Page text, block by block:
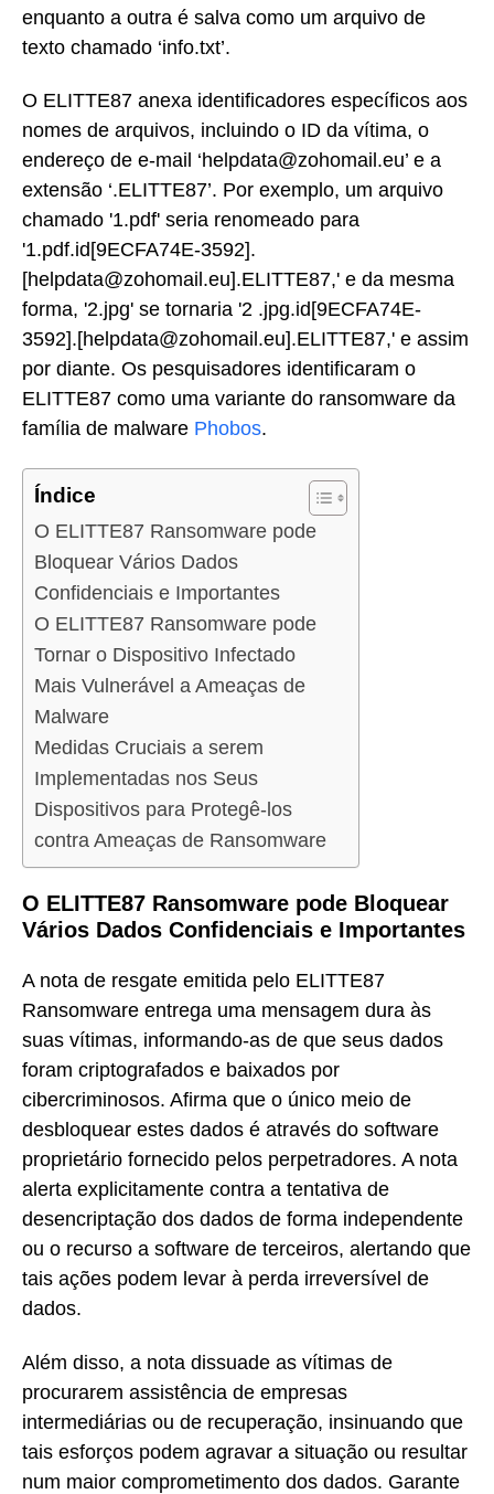
enquanto a outra é salva como um arquivo de
texto chamado ‘info.txt’.
O ELITTE87 anexa identificadores específicos aos
nomes de arquivos, incluindo o ID da vítima, o
endereço de e-mail ‘helpdata@zohomail.eu’ e a
extensão ‘.ELITTE87’. Por exemplo, um arquivo
chamado '1.pdf' seria renomeado para
'1.pdf.id[9ECFA74E-3592].
[helpdata@zohomail.eu].ELITTE87,' e da mesma
forma, '2.jpg' se tornaria '2 .jpg.id[9ECFA74E-
3592].[helpdata@zohomail.eu].ELITTE87,' e assim
por diante. Os pesquisadores identificaram o
ELITTE87 como uma variante do ransomware da
família de malware Phobos.
Índice
O ELITTE87 Ransomware pode
Bloquear Vários Dados
Confidenciais e Importantes
O ELITTE87 Ransomware pode
Tornar o Dispositivo Infectado
Mais Vulnerável a Ameaças de
Malware
Medidas Cruciais a serem
Implementadas nos Seus
Dispositivos para Protegê-los
contra Ameaças de Ransomware
O ELITTE87 Ransomware pode Bloquear
Vários Dados Confidenciais e Importantes
A nota de resgate emitida pelo ELITTE87
Ransomware entrega uma mensagem dura às
suas vítimas, informando-as de que seus dados
foram criptografados e baixados por
cibercriminosos. Afirma que o único meio de
desbloquear estes dados é através do software
proprietário fornecido pelos perpetradores. A nota
alerta explicitamente contra a tentativa de
desencriptação dos dados de forma independente
ou o recurso a software de terceiros, alertando que
tais ações podem levar à perda irreversível de
dados.
Além disso, a nota dissuade as vítimas de
procurarem assistência de empresas
intermediárias ou de recuperação, insinuando que
tais esforços podem agravar a situação ou resultar
num maior comprometimento dos dados. Garante